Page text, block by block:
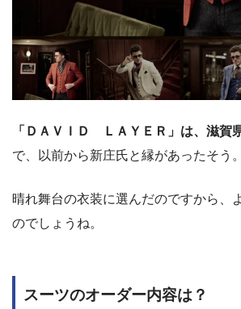
「ＤＡＶＩＤ ＬＡＹＥＲ」は、滋賀
で、以前から新庄氏と縁があったそう。
晴れ舞台の衣装に選んだのですから、
のでしょうね。
スーツのオーダー内容は？